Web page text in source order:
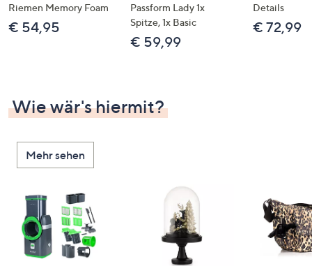
Riemen Memory Foam
€ 54,95
Passform Lady 1x
Spitze, 1x Basic
€ 59,99
Details
€ 72,99
Wie wär's hiermit?
Mehr sehen